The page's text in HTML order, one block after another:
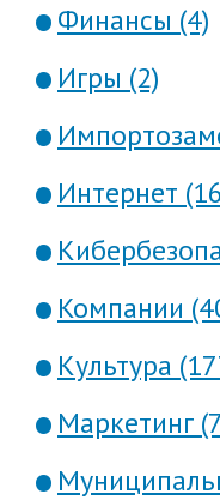
Финансы (4)
Игры (2)
Интернет
Компании
Культура
Маркетинг